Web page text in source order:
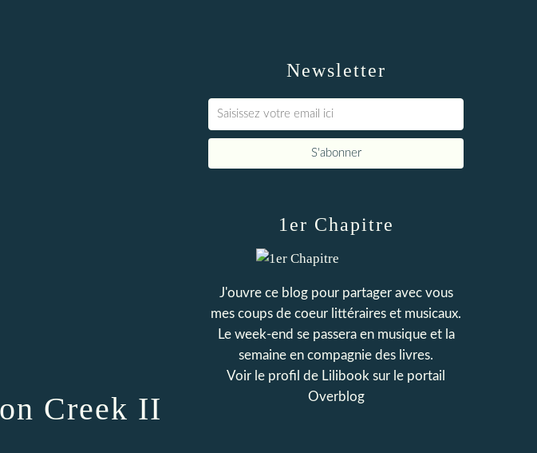
Creek II
Newsletter
1er Chapitre
J'ouvre ce blog pour partager avec vous
mes coups de coeur littéraires et musicaux.
Le week-end se passera en musique et la
semaine en compagnie des livres.
Voir le profil de Lilibook sur le portail
Overblog